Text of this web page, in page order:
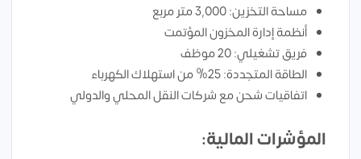
مساحة التخزين: 3,000 متر مربع
أنظمة إدارة المخزون المؤتمت
فريق تشغيلي: 20 موظف
الطاقة المتجددة: 25% من استهلاك الكهرباء
اتفاقيات شحن مع شركات النقل المحلي والدولي
المؤشرات المالية: